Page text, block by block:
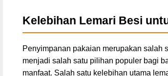
Kelebihan Lemari Besi
Penyimpanan pakaian merupakan salah
menjadi salah satu pilihan populer bagi
manfaat. Salah satu kelebihan utama